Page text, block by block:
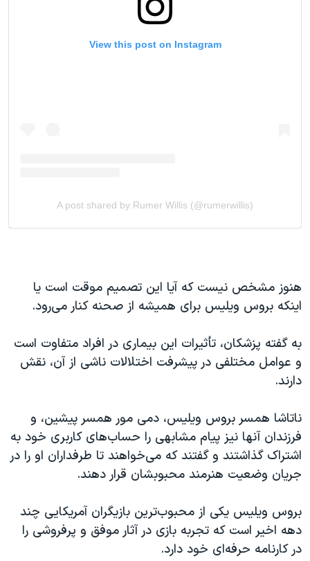
هنوز مشخص نیست که آیا این تصمیم موقت است یا
اینکه بروس ویلیس برای همیشه از صحنه کنار می‌رود.
به گفته پزشکان، تأثیرات این بیماری در افراد متفاوت است
و عوامل مختلفی در پیشرفت اختلالات ناشی از آن، نقش
دارند.
ناتاشا همسر بروس ویلیس، دمی مور همسر پیشین، و
فرزندان آنها نیز پیام مشابهی را حساب‌های کاربری خود به
اشتراک گذاشتند و گفتند که می‌خواهند تا طرفداران او را در
جریان وضعیت هنرمند محبوبشان قرار دهند.
بروس ویلیس یکی از محبوب‌ترین بازیگران آمریکایی چند
دهه اخیر است که تجربه بازی در آثار موفق و پرفروشی را
در کارنامه حرفه‌ای خود دارد.